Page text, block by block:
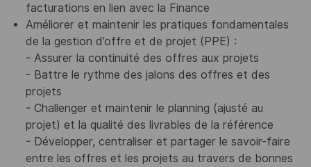
facturations en lien avec la Finance
Améliorer et maintenir les pratiques fondamentales
de la gestion d’offre et de projet (PPE) :
- Assurer la continuité des offres aux projets
- Battre le rythme des jalons des offres et des
projets
- Challenger et maintenir le planning (ajusté au
projet) et la qualité des livrables de la référence
- Développer, centraliser et partager le savoir-faire
entre les offres et les projets au travers de bonnes